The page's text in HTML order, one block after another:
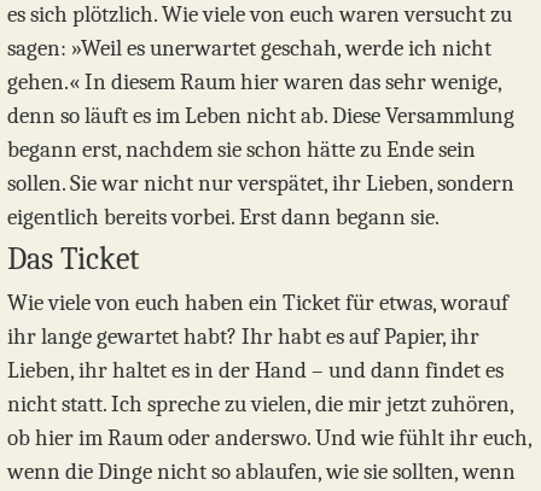
es sich plötzlich. Wie viele von euch waren versucht zu
sagen: »Weil es unerwartet geschah, werde ich nicht
gehen.« In diesem Raum hier waren das sehr wenige,
denn so läuft es im Leben nicht ab. Diese Versammlung
begann erst, nachdem sie schon hätte zu Ende sein
sollen. Sie war nicht nur verspätet, ihr Lieben, sondern
eigentlich bereits vorbei. Erst dann begann sie.
Das Ticket
Wie viele von euch haben ein Ticket für etwas, worauf
ihr lange gewartet habt? Ihr habt es auf Papier, ihr
Lieben, ihr haltet es in der Hand – und dann findet es
nicht statt. Ich spreche zu vielen, die mir jetzt zuhören,
ob hier im Raum oder anderswo. Und wie fühlt ihr euch,
wenn die Dinge nicht so ablaufen, wie sie sollten, wenn